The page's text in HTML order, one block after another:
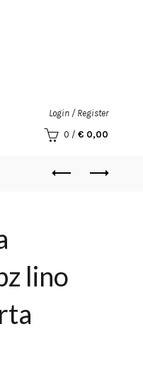
Login / Register
0 / € 0,00
lino